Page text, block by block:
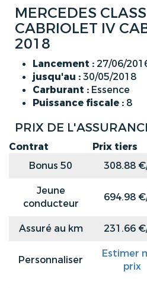
MERCEDES
CABRIOLET IV
2018
Lancement : 27/06/
jusqu'au :30/05/2018
Carburant : Essence
Puissance fiscale : 8
PRIX DE
Contrat Prix tiers
Bonus 50
308.88
Jeune
conducteur
694.98
Assuré au km
231.66
Personnaliser
Estimer
prix